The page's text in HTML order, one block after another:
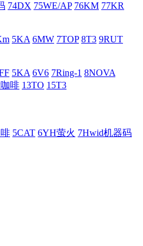
74DX 75WE/AP 76KM 77KR
5KA 6MW 7TOP 8T3 9RUT
5KA 6V6 7Ring-1 8NOVA
啡 13TO 15T3
5CAT 6YH萤火 7Hwid机器码